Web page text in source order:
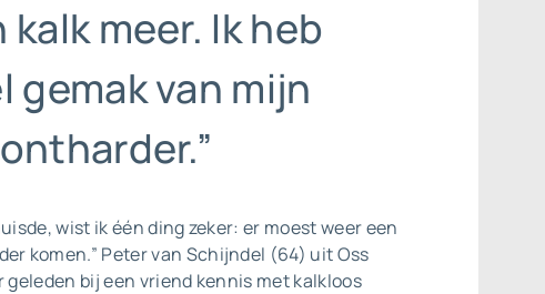
kalk meer. Ik heb
gemak van mijn
wist ik één ding zeker: er moest weer een
komen.” Peter van Schijndel (64) uit Oss
geleden bij een vriend kennis met kalkloos